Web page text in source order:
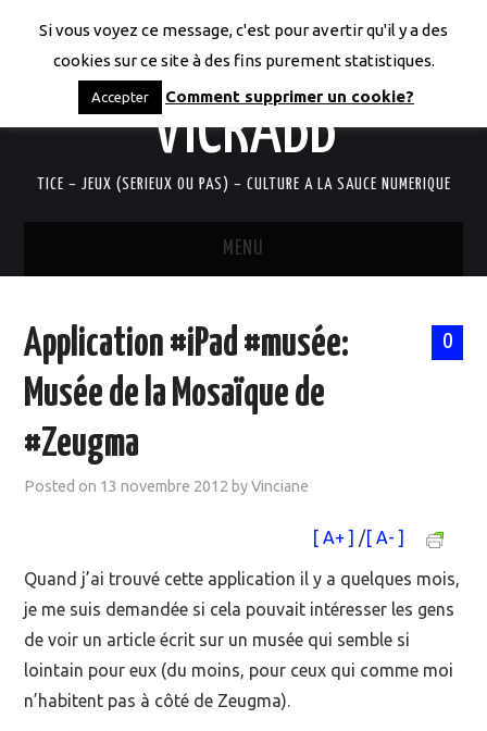
LES CODICES DE
VICRABB
TICE – JEUX (SERIEUX OU PAS) – CULTURE A LA SAUCE NUMERIQUE
MENU
QUI SUIS-JE?
DOCUMENTS
EVÉNEMENTS
DANS LA PRESSE
0
Application #iPad #musée:
Musée de la Mosaïque de
#Zeugma
Posted on 13 novembre 2012 byVinciane
[ A+ ] /[ A- ]
Quand j’ai trouvé cette application il y a quelques mois,
je me suis demandée si cela pouvait intéresser les gens
de voir un article écrit sur un musée qui semble si
lointain pour eux (du moins, pour ceux qui comme moi
n’habitent pas à côté de Zeugma).
Si vous voyez ce message, c'est pour avertir qu'il y a des
cookies sur ce site à des fins purement statistiques.
Accepter Comment supprimer un cookie?